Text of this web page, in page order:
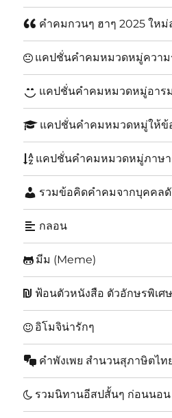
คำคมกวนๆ ฮาๆ 2025 ใหม่
แคปชั่นคำคมหมวดหมู่ความ
แคปชั่นคำคมหมวดหมู่อา
แคปชั่นคำคมหมวดหมู่ให้ข้
แคปชั่นคำคมหมวดหมู่ภาษ
รวมข้อคิดคำคมจากบุคคลดั
กลอน
มีม (Meme)
ฟ้อนตัวหนังสือ ตัวอักษรพิเศษ
อิโมจิน่ารักๆ
คำพังเพย สำนวนสุภาษิตไท
รวมนิทานอีสปสั้นๆ ก่อนนอน